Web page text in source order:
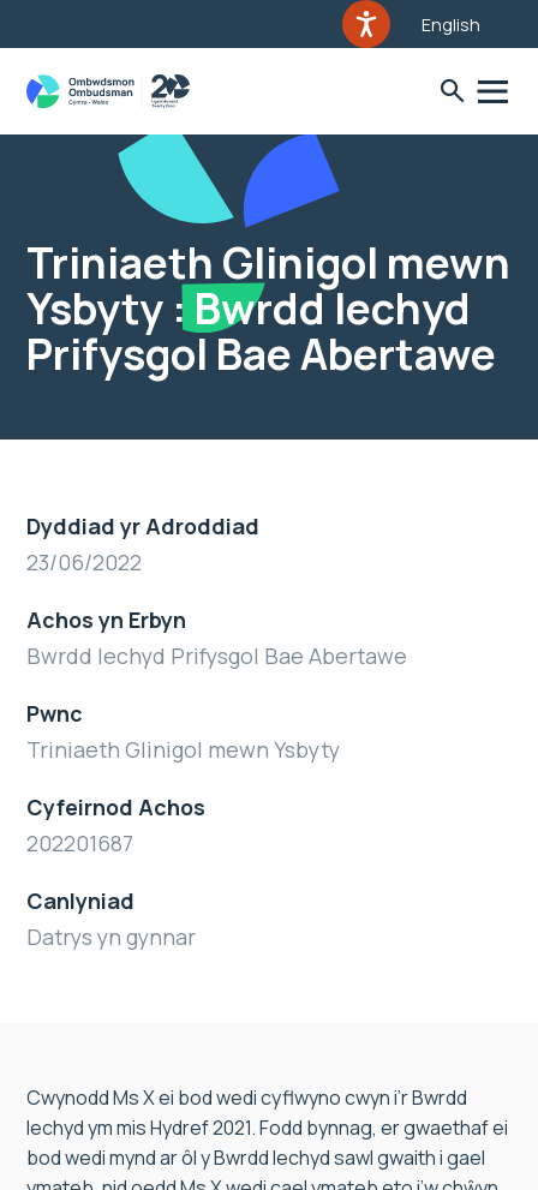
English
Triniaeth Glinigol mewn
Ysbyty : Bwrdd Iechyd
Prifysgol Bae Abertawe
Dyddiad yr Adroddiad
23/06/2022
Achos yn Erbyn
Bwrdd Iechyd Prifysgol Bae Abertawe
Pwnc
Triniaeth Glinigol mewn Ysbyty
Cyfeirnod Achos
202201687
Canlyniad
Datrys yn gynnar
Cwynodd Ms X ei bod wedi cyflwyno cwyn i’r Bwrdd
Iechyd ym mis Hydref 2021. Fodd bynnag, er gwaethaf ei
bod wedi mynd ar ôl y Bwrdd Iechyd sawl gwaith i gael